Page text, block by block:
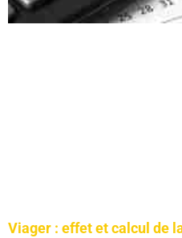
Viager : effet et calcul de